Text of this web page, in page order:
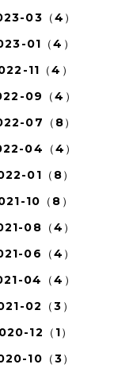
03（4）
01（4）
11（4）
09（4）
07（8）
04（4）
01（8）
10（8）
08（4）
06（4）
04（4）
02（3）
12（1）
10（3）